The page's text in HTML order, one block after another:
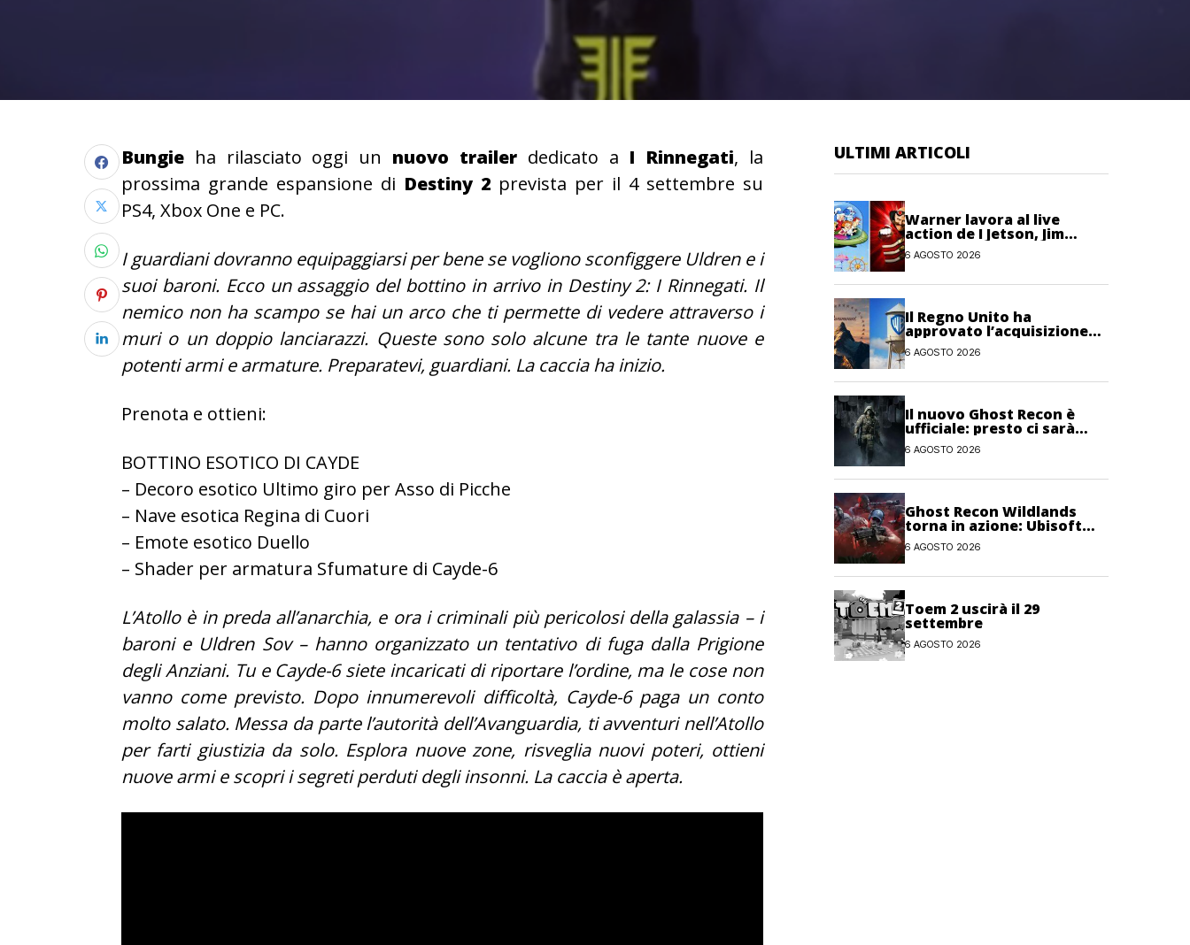
Bungie ha rilasciato oggi un nuovo trailerdedicato a I Rinnegati, la
prossima grande espansione di Destiny 2 prevista per il 4 settembre su
PS4, Xbox One e PC.
I guardiani dovranno equipaggiarsi per bene se vogliono sconfiggere Uldren e i
suoi baroni. Ecco un assaggio del bottino in arrivo in Destiny 2: I Rinnegati. Il
nemico non ha scampo se hai un arco che ti permette di vedere attraverso i
muri o un doppio lanciarazzi. Queste sono solo alcune tra le tante nuove e
potenti armi e armature. Preparatevi, guardiani. La caccia ha inizio.
Prenota e ottieni:
BOTTINO ESOTICO DI CAYDE
– Decoro esotico Ultimo giro per Asso di Picche
– Nave esotica Regina di Cuori
– Emote esotico Duello
– Shader per armatura Sfumature di Cayde-6
L’Atollo è in preda all’anarchia, e ora i criminali più pericolosi della galassia – i
baroni e Uldren Sov – hanno organizzato un tentativo di fuga dalla Prigione
degli Anziani. Tu e Cayde-6 siete incaricati di riportare l’ordine, ma le cose non
vanno come previsto. Dopo innumerevoli difficoltà, Cayde-6 paga un conto
molto salato. Messa da parte l’autorità dell’Avanguardia, ti avventuri nell’Atollo
per farti giustizia da solo. Esplora nuove zone, risveglia nuovi poteri, ottieni
nuove armi e scopri i segreti perduti degli insonni. La caccia è aperta.
ULTIMI ARTICOLI
Warner lavora al live
action de I Jetson, Jim
Carrey è nel cast!
6 AGOSTO 2026
Il Regno Unito ha
approvato l’acquisizione
Paramount-Warner Bros
Discovery
6 AGOSTO 2026
Il nuovo Ghost Recon è
ufficiale: presto ci sarà
anche una fase di test
6 AGOSTO 2026
Ghost Recon Wildlands
torna in azione: Ubisoft
lancia il maxi
aggiornamento gratuito
6 AGOSTO 2026
Toem 2 uscirà il 29
settembre
6 AGOSTO 2026